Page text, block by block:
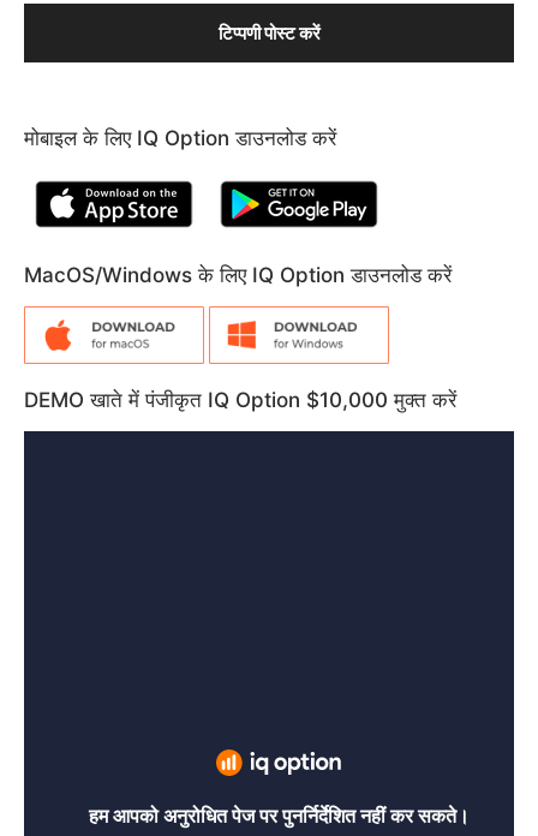
मोबाइल के लिए IQ Option डाउनलोड करें
MacOS/Windows के लिए IQ Option डाउनलोड करें
DEMO खाते में पंजीकृत IQ Option $10,000 मुक्त करें